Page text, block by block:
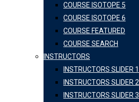
COURSE ISOTOPE 5
COURSE ISOTOPE 6
COURSE FEATURED
COURSE SEARCH
INSTRUCTORS
INSTRUCTORS SLIDER 1
INSTRUCTORS SLIDER 2
INSTRUCTORS SLIDER 3